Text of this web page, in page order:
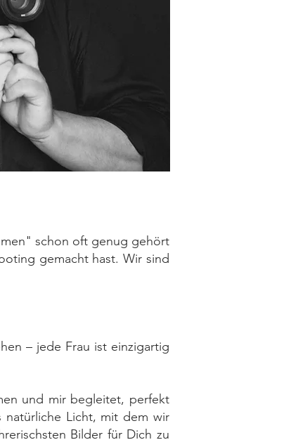
schon oft genug gehört
gemacht hast. Wir sind
– jede Frau ist einzigartig
und mir begleitet, perfekt
natürliche Licht, mit dem wir
Bilder für Dich zu